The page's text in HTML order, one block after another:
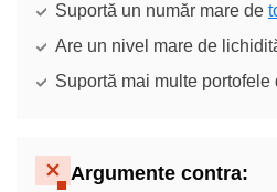
Suportă un număr mare de
Are un nivel mare de
Suportă mai multe
Argumente contra: